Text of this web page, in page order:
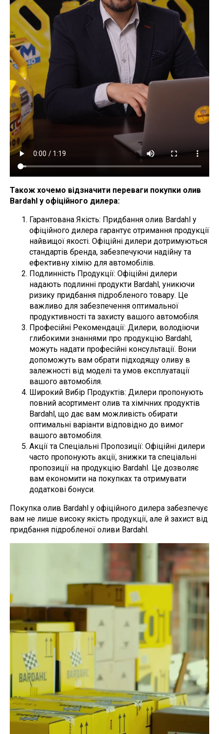
Також хочемо відзначити переваги покупки олив
Bardahl у офіційного дилера:
Гарантована Якість: Придбання олив Bardahl у
офіційного дилера гарантує отримання продукції
найвищої якості. Офіційні дилери дотримуються
стандартів бренда, забезпечуючи надійну та
ефективну хімію для автомобілів.
Подлинність Продукції: Офіційні дилери
надають подлинні продукти Bardahl, уникючи
ризику придбання підробленого товару. Це
важливо для забезпечення оптимальної
продуктивності та захисту вашого автомобіля.
Професійні Рекомендації: Дилери, володіючи
глибокими знаннями про продукцію Bardahl,
можуть надати професійні консультації. Вони
допоможуть вам обрати підходящу оливу в
залежності від моделі та умов експлуатації
вашого автомобіля.
Широкий Вибір Продуктів: Дилери пропонують
повний асортимент олив та хімічних продуктів
Bardahl, що дає вам можливість обирати
оптимальні варіанти відповідно до вимог
вашого автомобіля.
Акції та Спеціальні Пропозиції: Офіційні дилери
часто пропонують акції, знижки та спеціальні
пропозиції на продукцію Bardahl. Це дозволяє
вам економити на покупках та отримувати
додаткові бонуси.
Покупка олив Bardahl у офіційного дилера забезпечує
вам не лише високу якість продукції, але й захист від
придбання підробленої оливи Bardahl.